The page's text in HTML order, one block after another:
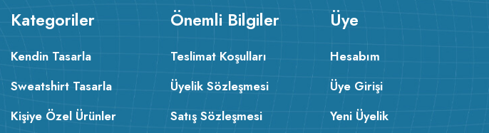
Kategoriler
Kendin Tasarla
Sweatshirt Tasarla
Kişiye Özel Ürünler
Önemli Bilgiler
Teslimat Koşulları
Üyelik Sözleşmesi
Satış Sözleşmesi
Üye
Hesabım
Üye Girişi
Yeni Üyelik